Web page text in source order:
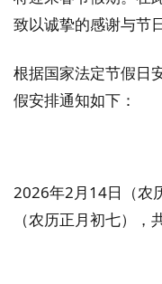
致以诚挚的感谢与节
根据国家法定节假日
假安排通知如下：
2026年2月14日（农
（农历正月初七），